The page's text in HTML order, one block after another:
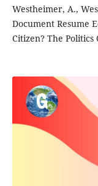
Westheimer, A.,
Document Resume
Citizen? The Politics